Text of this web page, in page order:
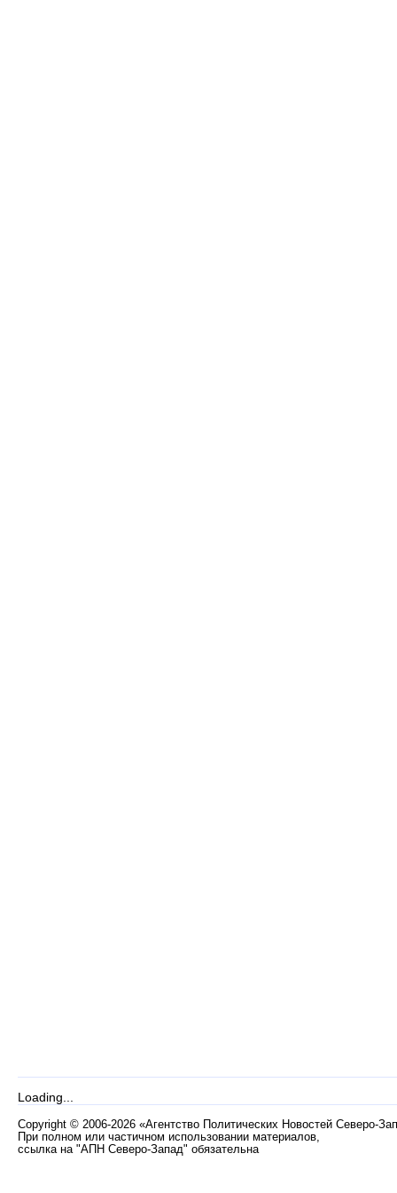
Loading...
Copyright © 2006-2026 «Агентство Политических Новостей Северо-
При полном или частичном использовании материалов,
ссылка на "АПН Северо-Запад" обязательна